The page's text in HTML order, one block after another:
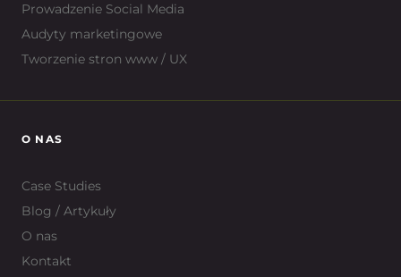
Prowadzenie Social Media
Audyty marketingowe
Tworzenie stron www / UX
O NAS
Case Studies
Blog / Artykuły
O nas
Kontakt